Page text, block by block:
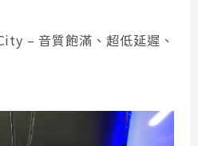
– 音質飽滿、超低延遲、